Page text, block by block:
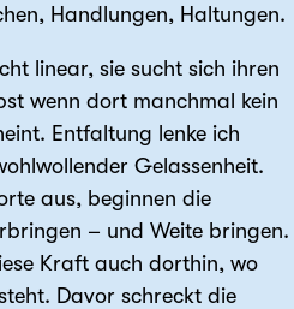
Handlungen, Haltungen.
linear, sie sucht sich ihren
wenn dort manchmal kein
Entfaltung lenke ich
Gelassenheit.
aus, beginnen die
– und Weite bringen.
Kraft auch dorthin, wo
Davor schreckt die